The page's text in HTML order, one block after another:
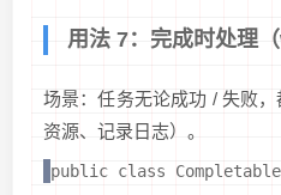
用法 7：完成时处理
场景：任务无论成功 / 失败
资源、记录日志）。
public class